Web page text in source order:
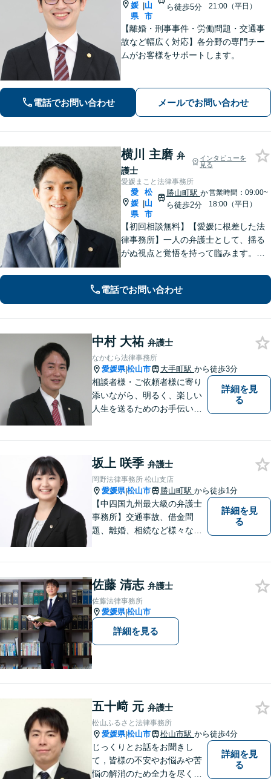
媛
県
|山
市
ら徒歩5分
21:00（平日）
【離婚・刑事事件・労働問題・交通事
故など幅広く対応】各分野の専門チー
ムがお客様をサポートします。
電話でお問い合わせ メールでお問い合わせ
横川 主磨 弁
護士
インタビューを
見る
愛媛まこと法律事務所
愛
媛
県
|
松
山
市
勝山町駅 か
ら徒歩2分
営業時間：09:00~
18:00（平日）
【初回相談無料】【愛媛に根差した法
律事務所】一人の弁護士として、揺る
がぬ視点と覚悟を持って臨みます。依
見据えて、一人ひとりに合った解決を
目指します。【勝山町駅2分】
電話でお問い合わせ
中村 大祐 弁護士
なかむら法律事務所
愛媛県|松山市 大手町駅 から徒歩3分
相談者様・ご依頼者様に寄り
添いながら、明るく、楽しい
人生を送るためのお手伝いを
詳細を見
る
坂上 咲季 弁護士
岡野法律事務所 松山支店
愛媛県|松山市 勝山町駅 から徒歩1分
【中四国九州最大級の弁護士
事務所】交通事故、借金問
題、離婚、相続など様々な問
い！
詳細を見
る
佐藤 清志 弁護士
佐藤法律事務所
愛媛県|松山市
詳細を見る
五十﨑 元 弁護士
松山ふるさと法律事務所
愛媛県|松山市 松山市駅 から徒歩4分
じっくりとお話をお聞きし
て，皆様の不安やお悩みや苦
悩の解消のため全力を尽くし
詳細を見
る